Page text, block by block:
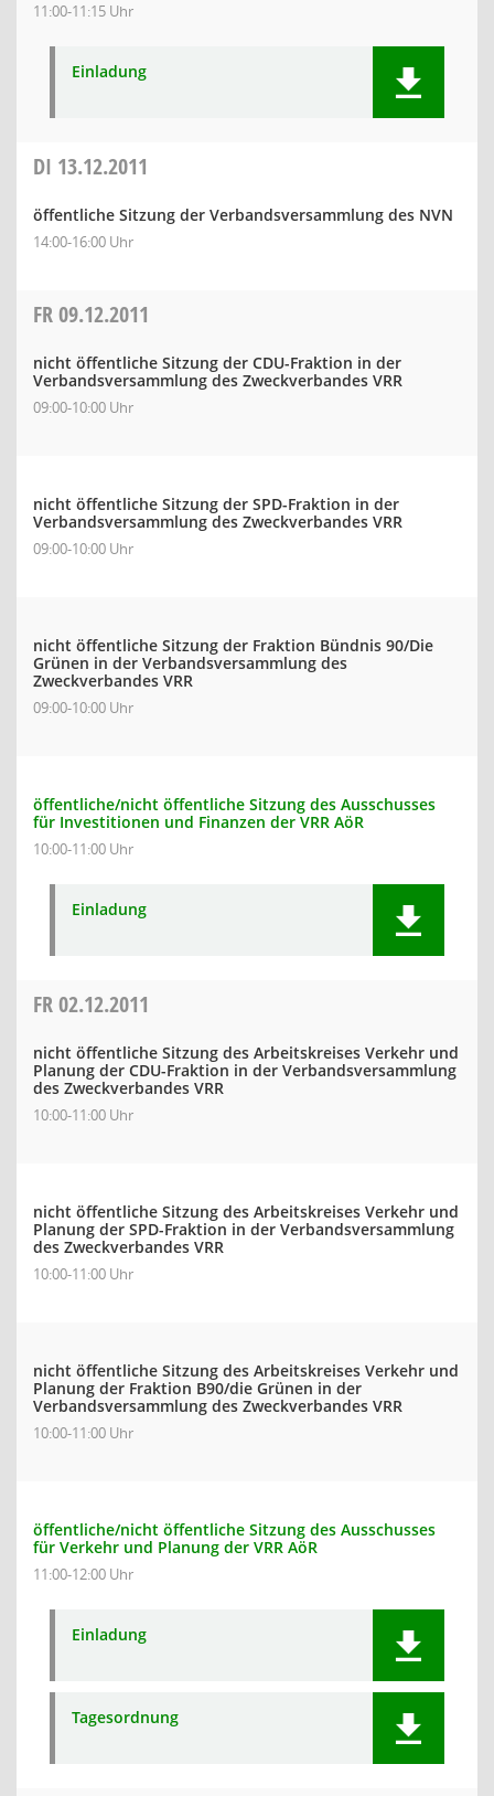
11:00-11:15 Uhr
Einladung
DI 13.12.2011
öffentliche Sitzung der Verbandsversammlung des NVN
14:00-16:00 Uhr
FR09.12.2011
nicht öffentliche Sitzung der CDU-Fraktion in der
Verbandsversammlung des Zweckverbandes VRR
09:00-10:00 Uhr
nicht öffentliche Sitzung der SPD-Fraktion in der
Verbandsversammlung des Zweckverbandes VRR
09:00-10:00 Uhr
nicht öffentliche Sitzung der Fraktion Bündnis 90/Die
Grünen in der Verbandsversammlung des
Zweckverbandes VRR
09:00-10:00 Uhr
öffentliche/nicht öffentliche Sitzung des Ausschusses
für Investitionen und Finanzen der VRR AöR
10:00-11:00 Uhr
Einladung
FR02.12.2011
nicht öffentliche Sitzung des Arbeitskreises Verkehr und
Planung der CDU-Fraktion in der Verbandsversammlung
des Zweckverbandes VRR
10:00-11:00 Uhr
nicht öffentliche Sitzung des Arbeitskreises Verkehr und
Planung der SPD-Fraktion in der Verbandsversammlung
des Zweckverbandes VRR
10:00-11:00 Uhr
nicht öffentliche Sitzung des Arbeitskreises Verkehr und
Planung der Fraktion B90/die Grünen in der
Verbandsversammlung des Zweckverbandes VRR
10:00-11:00 Uhr
öffentliche/nicht öffentliche Sitzung des Ausschusses
für Verkehr und Planung der VRR AöR
11:00-12:00 Uhr
Einladung
Tagesordnung